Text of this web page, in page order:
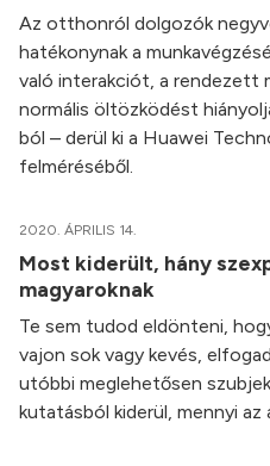
Az otthonról dolgozók
hatékonynak a
való interakciót, a rendezett
normális öltözködést
ból – derül ki a Huawei
felméréséből.
2020. ÁPRILIS 14.
Most kiderült, hány
magyaroknak
Te sem tudod eldönteni,
vajon sok vagy kevés,
utóbbi meglehetősen
kutatásból kiderül, mennyi az